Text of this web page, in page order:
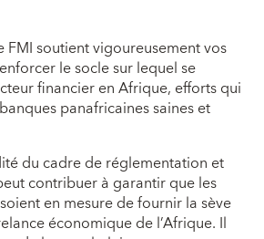
FMI soutient vigoureusement vos
le socle sur lequel se
financier en Afrique, efforts qui
panafricaines saines et
du cadre de réglementation et
contribuer à garantir que les
en mesure de fournir la sève
économique de l’Afrique. Il